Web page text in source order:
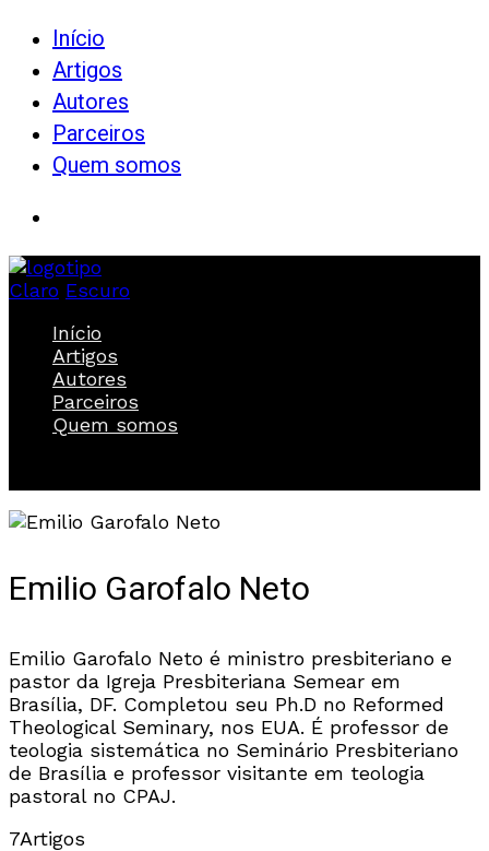
Início
Artigos
Autores
Parceiros
Quem somos
Claro Escuro
Início
Artigos
Autores
Parceiros
Quem somos
Emilio Garofalo Neto
Emilio Garofalo Neto é ministro presbiteriano e
pastor da Igreja Presbiteriana Semear em
Brasília, DF. Completou seu Ph.D no Reformed
Theological Seminary, nos EUA. É professor de
teologia sistemática no Seminário Presbiteriano
de Brasília e professor visitante em teologia
pastoral no CPAJ.
7Artigos